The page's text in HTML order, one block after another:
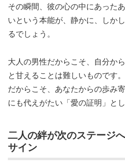
その瞬間、彼の心の中にあった
いという本能が、静かに、しか
るでしょう。
大人の男性だからこそ、自分か
と甘えることは難しいものです。
だからこそ、あなたからの歩み
にも代えがたい「愛の証明」とし
二人の絆が次のステージ
サイン